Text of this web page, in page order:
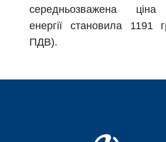
середньозважена ціна
енергії становила 1191
ПДВ).